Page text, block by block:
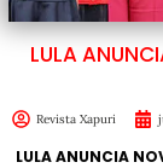
LULA
Revista Xapuri
LULA ANUNCIA